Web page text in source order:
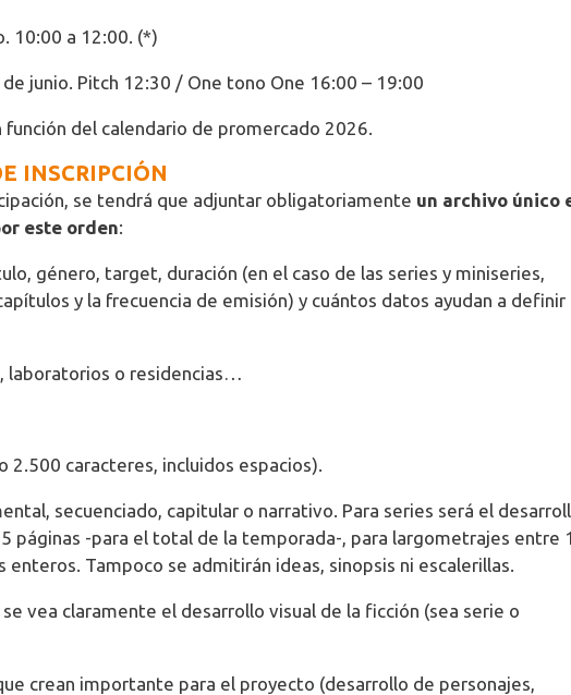
10:00 a 12:00. (*)
junio. Pitch 12:30 / One tono One 16:00 – 19:00
del calendario de promercado 2026.
INSCRIPCIÓN
se tendrá que adjuntar obligatoriamente un archivo único
este orden:
género, target, duración (en el caso de las series y miniseries,
y la frecuencia de emisión) y cuántos datos ayudan a definir
laboratorios o residencias…
caracteres, incluidos espacios).
secuenciado, capitular o narrativo. Para series será el
páginas -para el total de la temporada-, para largometrajes entre
Tampoco se admitirán ideas, sinopsis ni escalerillas.
se vea claramente el desarrollo visual de la ficción (sea serie o
crean importante para el proyecto (desarrollo de personajes,